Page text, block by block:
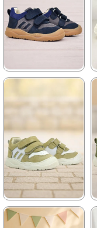
1.579,90 ₺
2.709,90 ₺
%42İndirim
Ücretsiz
Kargo
★ ★ ★ ★ ★